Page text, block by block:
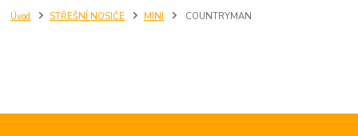
Úvod STŘEŠNÍ NOSIČE MINI COUNTRYMAN